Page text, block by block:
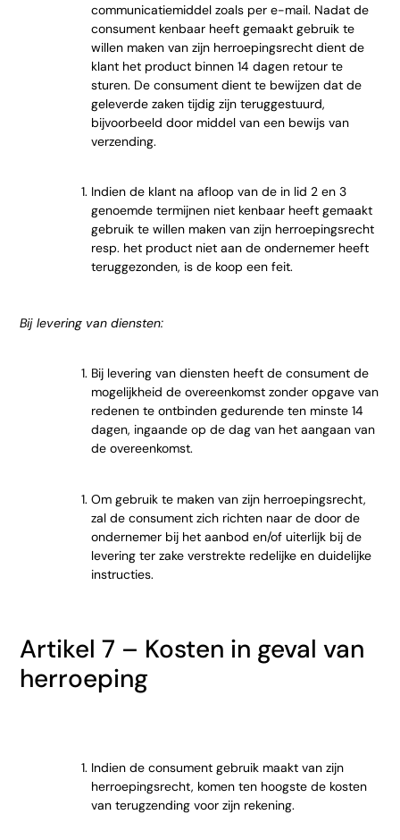
communicatiemiddel zoals per e-mail. Nadat de
consument kenbaar heeft gemaakt gebruik te
willen maken van zijn herroepingsrecht dient de
klant het product binnen 14 dagen retour te
sturen. De consument dient te bewijzen dat de
geleverde zaken tijdig zijn teruggestuurd,
bijvoorbeeld door middel van een bewijs van
verzending.
Indien de klant na afloop van de in lid 2 en 3
genoemde termijnen niet kenbaar heeft gemaakt
gebruik te willen maken van zijn herroepingsrecht
resp. het product niet aan de ondernemer heeft
teruggezonden, is de koop een feit.
Bij levering van diensten:
Bij levering van diensten heeft de consument de
mogelijkheid de overeenkomst zonder opgave van
redenen te ontbinden gedurende ten minste 14
dagen, ingaande op de dag van het aangaan van
de overeenkomst.
Om gebruik te maken van zijn herroepingsrecht,
zal de consument zich richten naar de door de
ondernemer bij het aanbod en/of uiterlijk bij de
levering ter zake verstrekte redelijke en duidelijke
instructies.
Artikel 7 – Kosten in geval van
herroeping
Indien de consument gebruik maakt van zijn
herroepingsrecht, komen ten hoogste de kosten
van terugzending voor zijn rekening.